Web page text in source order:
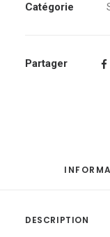
Catégorie
Partager
DESCRIPTION